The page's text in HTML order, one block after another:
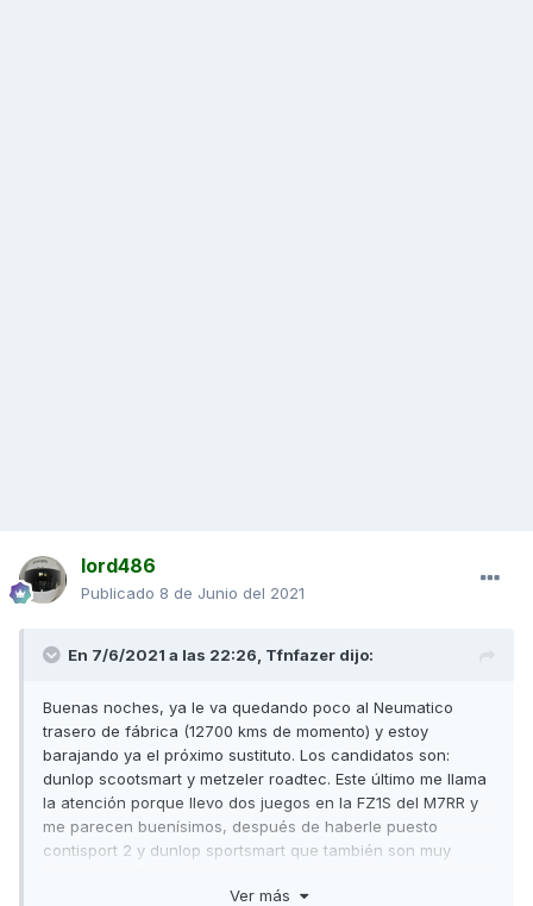
lord486
Publicado 8 de Junio del 2021
En 7/6/2021 a las 22:26, Tfnfazer dijo:
Buenas noches, ya le va quedando poco al Neumatico
trasero de fábrica (12700 kms de momento) y estoy
barajando ya el próximo sustituto. Los candidatos son:
dunlop scootsmart y metzeler roadtec. Este último me llama
la atención porque llevo dos juegos en la FZ1S del M7RR y
me parecen buenísimos, después de haberle puesto
contisport 2 y dunlop sportsmart que también son muy
Ver más